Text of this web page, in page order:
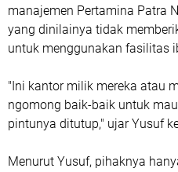
manajemen Pertamina Patra
yang dinilainya tidak
untuk menggunakan fasilitas
"Ini kantor milik mereka atau
ngomong baik-baik untuk
pintunya ditutup," ujar Yusuf
Menurut Yusuf, pihaknya